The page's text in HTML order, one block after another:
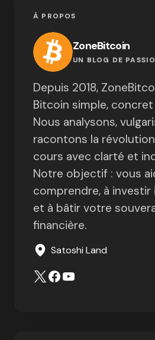
À PROPOS
ZoneBitcoin
UN BLOG DE
Depuis 2018,
Bitcoin simple,
Nous analysons,
racontons la
cours avec clarté et
Notre objectif : vous
comprendre, à
et à bâtir votre
financière.
Satoshi Land